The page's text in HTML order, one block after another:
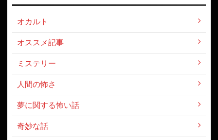
オカルト
オススメ記事
ミステリー
人間の怖さ
夢に関する怖い話
奇妙な話